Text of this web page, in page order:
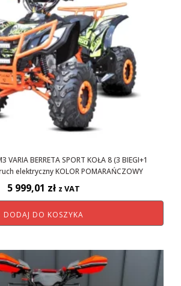
VARIA BERRETA SPORT KOŁA 8 (3 BIEGI+1
elektryczny KOLOR POMARAŃCZOWY
5 999,01 zł z VAT
DODAJ DO KOSZYKA